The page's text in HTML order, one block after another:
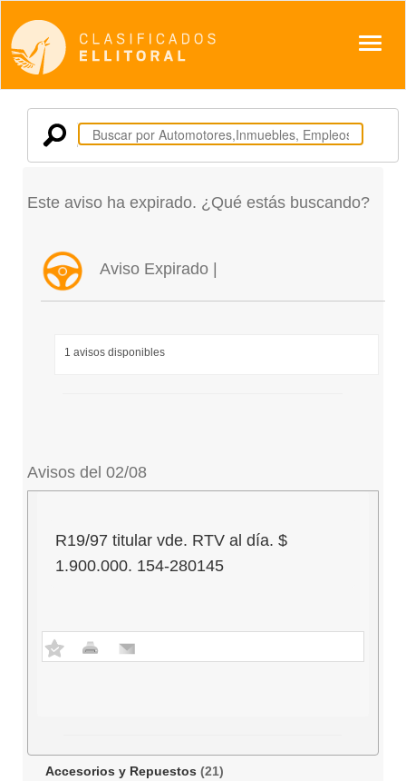
Este aviso ha expirado. ¿Qué estás buscando?
Aviso Expirado |
1 avisos disponibles
Avisos del 02/08
R19/97 titular vde. RTV al día. $
1.900.000. 154-280145
Accesorios y Repuestos (21)